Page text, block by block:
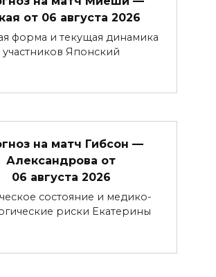
от 06 августа 2026
форма и текущая динамика
участников Японский
на матч Гибсон —
Александрова от
06 августа 2026
состояние и медико-
риски Екатерины